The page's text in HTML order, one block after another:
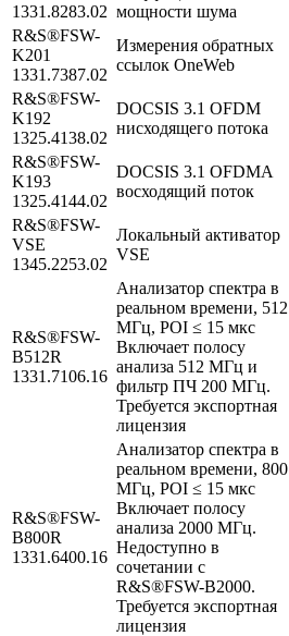
1331.8283.02 мощности шума
R&S®FSW-
K201
1331.7387.02
Измерения обратных
ссылок OneWeb
R&S®FSW-
K192
1325.4138.02
DOCSIS 3.1 OFDM
нисходящего потока
R&S®FSW-
K193
1325.4144.02
DOCSIS 3.1 OFDMA
восходящий поток
R&S®FSW-
VSE
1345.2253.02
Локальный активатор
VSE
R&S®FSW-
B512R
1331.7106.16
Анализатор спектра в
реальном времени, 512
МГц, POI ≤ 15 мкс
Включает полосу
анализа 512 МГц и
фильтр ПЧ 200 МГц.
Требуется экспортная
лицензия
R&S®FSW-
B800R
1331.6400.16
Анализатор спектра в
реальном времени, 800
МГц, POI ≤ 15 мкс
Включает полосу
анализа 2000 МГц.
Недоступно в
сочетании с
R&S®FSW-B2000.
Требуется экспортная
лицензия